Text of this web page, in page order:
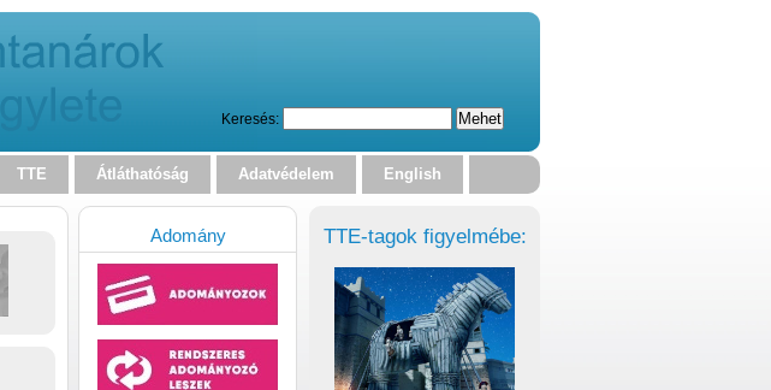
Keresés:
TTE Átláthatóság Adatvédelem English
TTE-tagok figyelmébe:
Adomány